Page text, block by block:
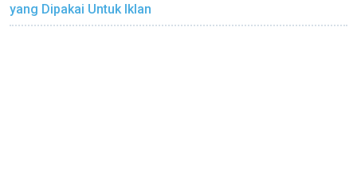
yang Dipakai Untuk Iklan